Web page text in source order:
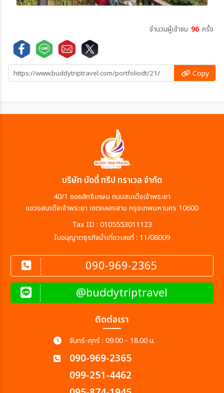
จำนวนผู้เข้าชม 96 ครั้ง
Copy
บริษัท บัดดี้ ทริป ทราเวล จำกัด
40/1 ซอยสิทธิเกษม ถนนสมเด็จเจ้าพระยา
แขวงสมเด็จเจ้าพระยา เขตคลองสาน กรุงเทพมหานคร 10600
Tax ID : 0105553011123
ใบอนุญาตธุรกิจนำเที่ยวเลขที่ : 11/08009
090-969-2365
@buddytriptravel
ติดต่อเรา
จันทร์-ศุกร์ : 09.00 - 18.00 น.
090-969-2365
099-251-4462